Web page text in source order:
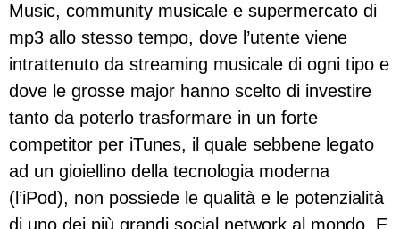
Music, community musicale e supermercato di
mp3 allo stesso tempo, dove l’utente viene
intrattenuto da streaming musicale di ogni tipo e
dove le grosse major hanno scelto di investire
tanto da poterlo trasformare in un forte
competitor per iTunes, il quale sebbene legato
ad un gioiellino della tecnologia moderna
(l’iPod), non possiede le qualità e le potenzialità
di uno dei più grandi social network al mondo. E